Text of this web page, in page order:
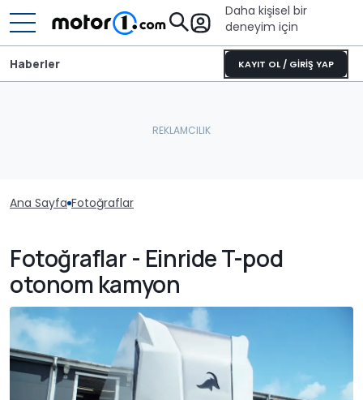
Daha kişisel bir
deneyim için
KAYIT OL / GİRİŞ YAP
Haberler
Ana Sayfa Fotoğraflar
Fotoğraflar - Einride T-pod
otonom kamyon